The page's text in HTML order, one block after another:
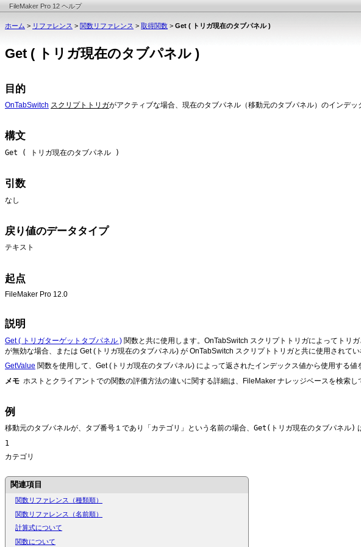
FileMaker Pro 12 ヘルプ
ホーム > リファレンス > 関数リファレンス > 取得関数 > Get ( トリガ現在のタブパネル )
Get ( トリガ現在のタブパネル )
目的
OnTabSwitch スクリプトトリガがアクティブな場合、現在のタブパネル（移動元のタブパネル）のインデッ
構文
Get ( トリガ現在のタブパネル )
引数
なし
戻り値のデータタイプ
テキスト
起点
FileMaker Pro 12.0
説明
Get ( トリガターゲットタブパネル ) 関数と共に使用します。OnTabSwitch スクリプトトリガによってトリ
が無効な場合、または Get (トリガ現在のタブパネル) が OnTabSwitch スクリプトトリガと共に使用されてい
GetValue 関数を使用して、Get (トリガ現在のタブパネル) によって返されたインデックス値から使用する値
メモ ホストとクライアントでの関数の評価方法の違いに関する詳細は、FileMaker ナレッジベー スを検索し
例
移動元のタブパネルが、タブ番号１であり「カテゴリ」という名前の場合、 Get(トリガ現在のタ ブパネル)
1
カテゴリ
関連項目
関数リファレンス（種類順）
関数リファレンス（名前順）
計算式について
関数について